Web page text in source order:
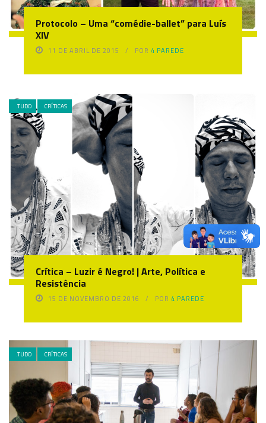
Protocolo – Uma “comédie-ballet” para Luís
XIV
11 DE ABRIL DE 2015 POR4 PAREDE
.TUDO CRÍTICAS
Crítica – Luzir é Negro! | Arte, Política e
Resistência
15 DE NOVEMBRO DE 2016 POR4 PAREDE
.TUDO CRÍTICAS